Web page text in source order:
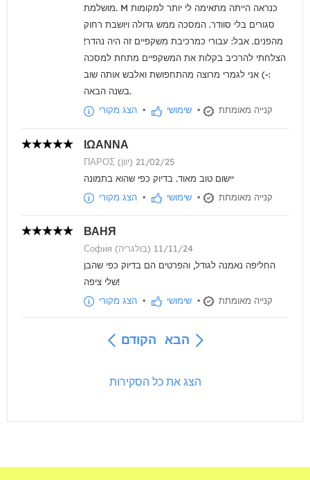
מושלמת. M כנראה הייתה מתאימה לי יותר למקומות
סגורים בלי סוודר. המסכה ממש גדולה ויושבת רחוק
מהפנים. אבל: עבורי כמרכיבת משקפיים זה היה נהדר!
הצלחתי להרכיב בקלות את המשקפיים מתחת למסכה
:-) אני לגמרי מרוצה מהתחפושת ואלבש אותה שוב
בשנה הבאה.
הצג מקורי • שימושי • קנייה מאומתת
ΙΩΑΝΝΑ
ΠΑΡΟΣ (יוון) 21/02/25
יישום טוב מאוד. בדיוק כפי שהוא בתמונה
הצג מקורי • שימושי • קנייה מאומתת
ВАНЯ
София (בולגריה) 11/11/24
החליפה נאמנה לגודל, והפרטים הם בדיוק כפי שהבן
שלי ציפה!
הצג מקורי • שימושי • קנייה מאומתת
הקודם הבא
הצג את כל הסקירות